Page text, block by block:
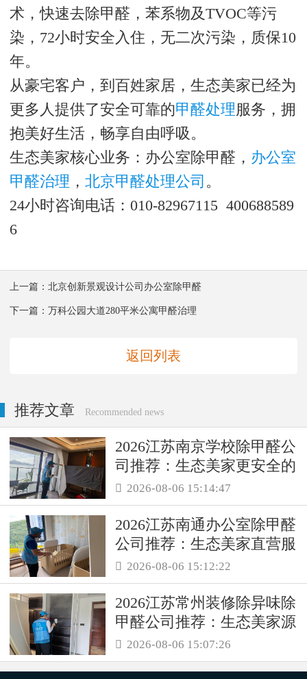
术，快速去除甲醛，苯系物及TVOC等污
染，72小时安全入住，无二次污染，质保10
年。
从豪宅客户，到百姓家居，生态美家已经为
更多人提供了安全可靠的甲醛处理服务，拥
抱美好生活，畅享自由呼吸。
生态美家核心业务：办公室除甲醛， 办公室
甲醛治理 ， 北京甲醛处理公司 。
24小时咨询电话：010-82967115 400688589
6
上一篇： 北京创新景观设计公司办公室除甲醛
下一篇： 万科公园大道280平米公寓甲醛治理
返回列表
推荐文章 Recommended news
2026江苏南京学校除甲醛公
司推荐：生态美家更安全的
母婴级治理服务！
 2026-08-06 15:14:47
2026江苏南通办公室除甲醛
公司推荐：生态美家直营服
务保障职场空气品质
 2026-08-06 15:12:22
2026江苏常州装修除异味除
甲醛公司推荐：生态美家源
头消解复合装修污染
 2026-08-06 15:07:26